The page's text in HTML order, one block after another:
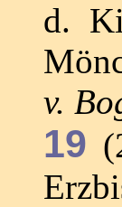
d.
v.
19